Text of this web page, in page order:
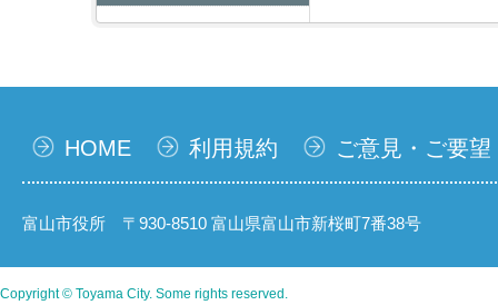
HOME 利用規約 ご意見・ご要望
富山市役所 〒930-8510 富山県富山市新桜町7番38号
Copyright © Toyama City. Some rights reserved.